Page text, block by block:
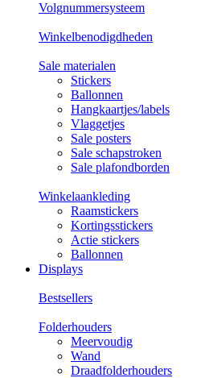
Volgnummersysteem
Winkelbenodigdheden
Sale materialen
Stickers
Ballonnen
Hangkaartjes/labels
Vlaggetjes
Sale posters
Sale schapstroken
Sale plafondborden
Winkelaankleding
Raamstickers
Kortingsstickers
Actie stickers
Ballonnen
Displays
Bestsellers
Folderhouders
Meervoudig
Wand
Draadfolderhouders